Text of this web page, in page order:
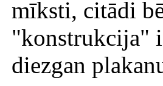
mīksti, citādi
"konstrukcija"
diezgan